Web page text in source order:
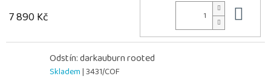
7 890 Kč
Odstín: darkauburn rooted
Skladem| 3431/COF